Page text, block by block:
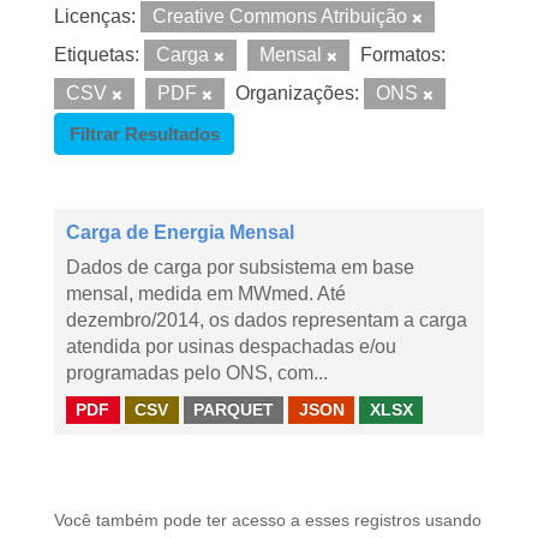
Licenças:
Creative Commons Atribuição
Etiquetas:
Carga Mensal
Formatos:
CSV
PDF Organizações:
ONS
Filtrar Resultados
Carga de Energia Mensal
Dados de carga por subsistema em base
mensal, medida em MWmed. Até
dezembro/2014, os dados representam a carga
atendida por usinas despachadas e/ou
programadas pelo ONS, com...
PDF CSV PARQUET JSON XLSX
Você também pode ter acesso a esses registros usando